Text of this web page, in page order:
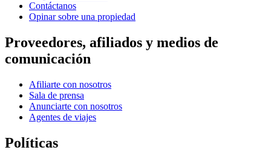
Contáctanos
Opinar sobre una propiedad
Proveedores, afiliados y medios de
comunicación
Afiliarte con nosotros
Sala de prensa
Anunciarte con nosotros
Agentes de viajes
Políticas